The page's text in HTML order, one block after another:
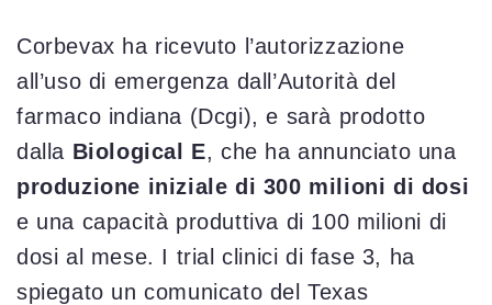
Corbevax ha ricevuto l’autorizzazione
all’uso di emergenza dall’Autorità del
farmaco indiana (Dcgi), e sarà prodotto
dalla Biological E, che ha annunciato una
produzione iniziale di 300 milioni di dosi
e una capacità produttiva di 100 milioni di
dosi al mese. I trial clinici di fase 3, ha
spiegato un comunicato del Texas